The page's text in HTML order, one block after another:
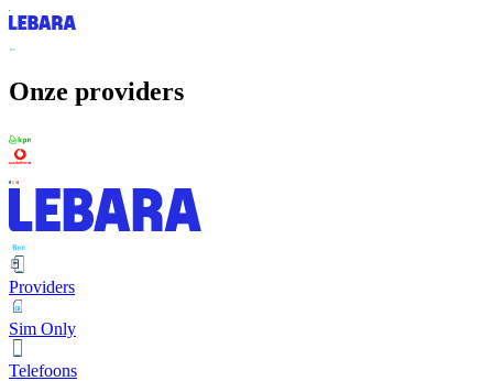
Onze providers
Providers
Sim Only
Telefoons